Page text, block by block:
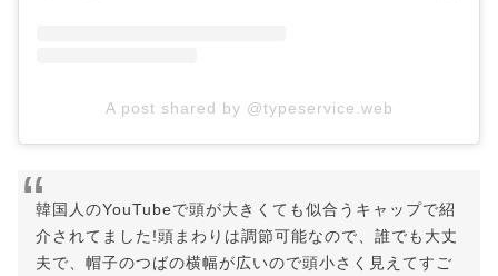
A post shared by @typeservice.web
韓国人のYouTubeで頭が大きくても似合うキャップで紹
介されてました!頭まわりは調節可能なので、誰でも大丈
夫で、帽子のつばの横幅が広いので頭小さく見えてすご